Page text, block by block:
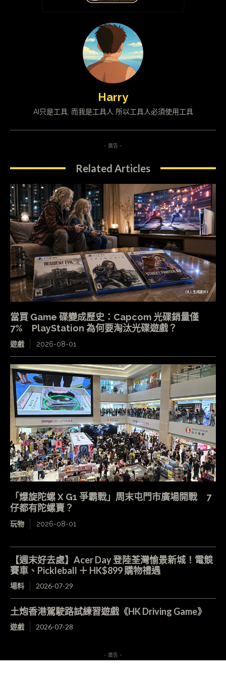
Harry
AI只是工具, 而我是工具人 所以工具人必須使用工具
- 廣告 -
Related Articles
當買 Game 碟變成歷史：Capcom 光碟銷量僅
7% PlayStation 為何要淘汰光碟遊戲？
遊戲 2026-08-01
「爆旋陀螺 X G1 爭霸戰」周末屯門市廣場開戰 7
仔都有陀螺賣？
玩物 2026-08-01
【週末好去處】Acer Day 登陸荃灣愉景新城！電競
賽車、Pickleball ＋ HK$899 購物禮遇
場料 2026-07-29
土炮香港駕駛路試練習遊戲《HK Driving Game》
遊戲 2026-07-28
- 廣告 -